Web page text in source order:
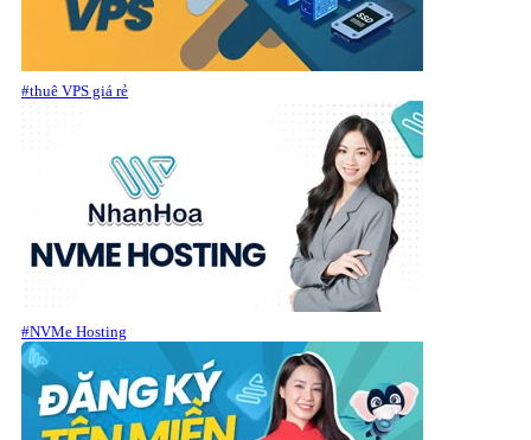
#thuê VPS giá rẻ
#NVMe Hosting